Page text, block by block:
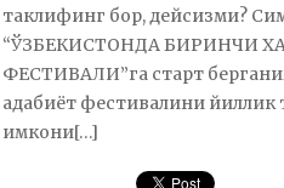
таклифинг бор, дейсизми?
“ЎЗБЕКИСТОНДА БИРИНЧИ
ФЕСТИВАЛИ”га старт
адабиёт фестивалини
имкони[…]